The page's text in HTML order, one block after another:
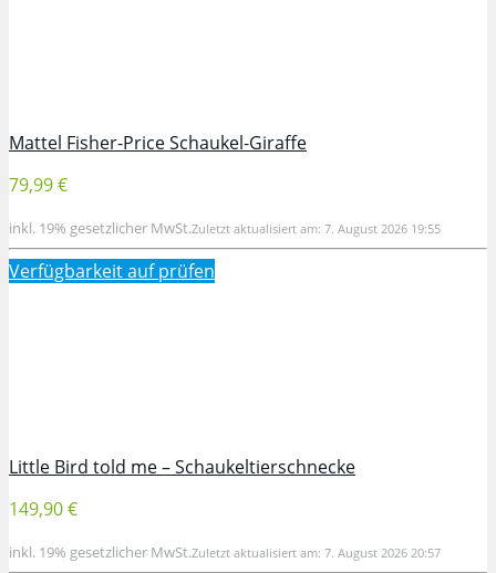
Mattel Fisher-Price Schaukel-Giraffe
79,99 €
inkl. 19% gesetzlicher MwSt.Zuletzt aktualisiert am: 7. August 2026 19:55
Verfügbarkeit aufprüfen
Little Bird told me – Schaukeltierschnecke
149,90 €
inkl. 19% gesetzlicher MwSt.Zuletzt aktualisiert am: 7. August 2026 20:57